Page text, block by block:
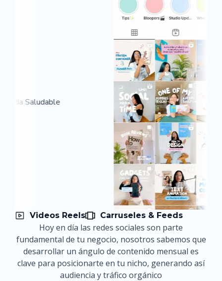
Videos Reels Carruseles & Feeds
Hoy en día las redes sociales son parte
fundamental de tu negocio, nosotros sabemos que
desarrollar un ángulo de contenido mensual es
clave para posicionarte en tu nicho, generando así
audiencia y tráfico orgánico